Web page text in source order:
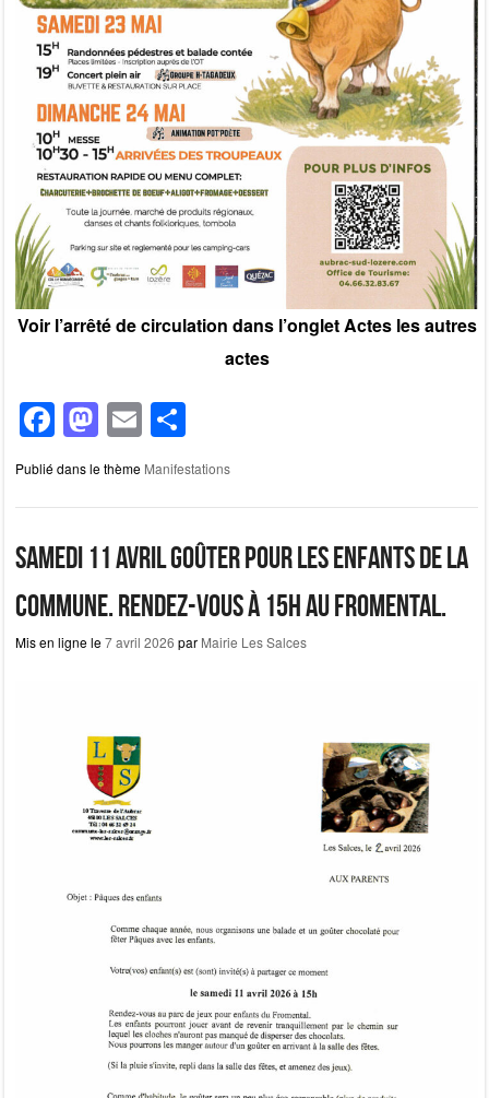
Voir l’arrêté de circulation dans l’onglet Actes les autres
actes
F
a
c
e
b
o
o
k
M
a
st
o
d
o
n
E
m
ail
ar
ta
g
er
Publié dans le thème Manifestations
Samedi 11 avril goûter pour les enfants de la
commune. Rendez-vous à 15h au Fromental.
Mis en ligne le7 avril 2026 par Mairie Les Salces